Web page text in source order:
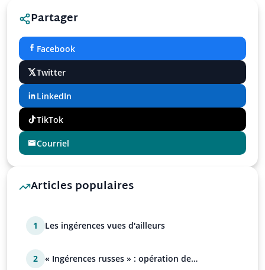
Partager
Facebook
Twitter
LinkedIn
TikTok
Courriel
Articles populaires
1 Les ingérences vues d'ailleurs
2
« Ingérences russes » : opération de